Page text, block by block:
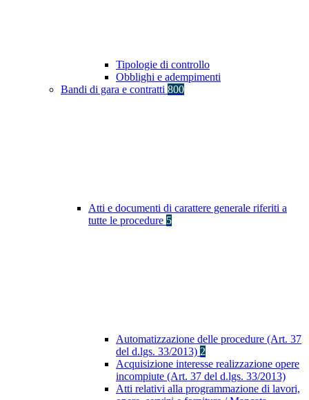
Tipologie di controllo
Obblighi e adempimenti
Bandi di gara e contratti 800
Atti e documenti di carattere generale riferiti a
tutte le procedure 5
Automatizzazione delle procedure (Art. 37
del d.lgs. 33/2013) 2
Acquisizione interesse realizzazione opere
incompiute (Art. 37 del d.lgs. 33/2013)
Atti relativi alla programmazione di lavori,